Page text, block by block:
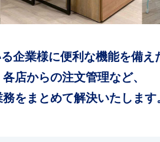
企業様に便利な機能を備え
店からの注文管理など、
をまとめて解決いたします